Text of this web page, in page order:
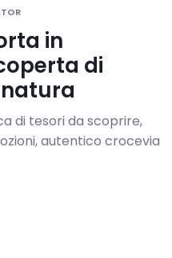
in
di
di tesori da scoprire,
autentico crocevia